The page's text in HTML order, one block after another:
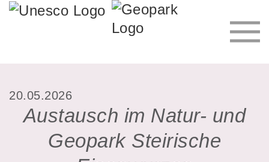
20.05.2026
Austausch im Natur- und
Geopark Steirische